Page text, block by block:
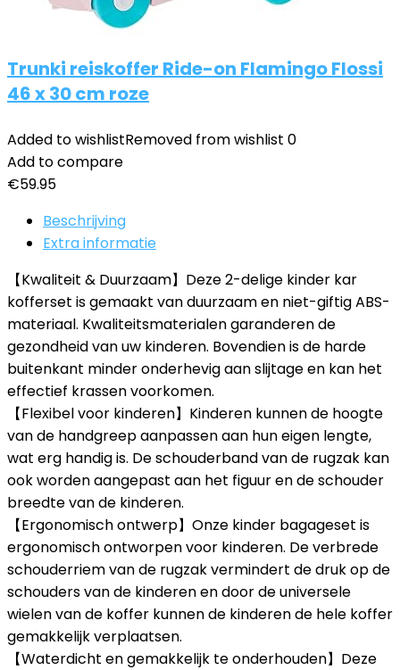
Trunki reiskoffer Ride-on Flamingo Flossi
46 x 30 cm roze
Added to wishlistRemoved from wishlist 0
Add to compare
€59.95
Beschrijving
Extra informatie
【Kwaliteit & Duurzaam】Deze 2-delige kinder kar
kofferset is gemaakt van duurzaam en niet-giftig ABS-
materiaal. Kwaliteitsmaterialen garanderen de
gezondheid van uw kinderen. Bovendien is de harde
buitenkant minder onderhevig aan slijtage en kan het
effectief krassen voorkomen.
【Flexibel voor kinderen】Kinderen kunnen de hoogte
van de handgreep aanpassen aan hun eigen lengte,
wat erg handig is. De schouderband van de rugzak kan
ook worden aangepast aan het figuur en de schouder
breedte van de kinderen.
【Ergonomisch ontwerp】Onze kinder bagageset is
ergonomisch ontworpen voor kinderen. De verbrede
schouderriem van de rugzak vermindert de druk op de
schouders van de kinderen en door de universele
wielen van de koffer kunnen de kinderen de hele koffer
gemakkelijk verplaatsen.
【Waterdicht en gemakkelijk te onderhouden】Deze